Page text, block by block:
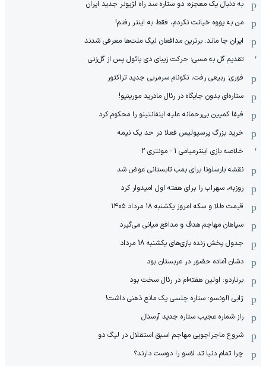
به دنبال یک معجزه: دو ستاره سد راه لژیونر جدید ایران
من به یووه خیانت نکردم، فقط به اینتر رفتم!
ایران جا ماند: برترین مدافعان لیگ ملت‌ها معرفی شدند
تقدیم گل به مسی؛ حرکت زیبای دی پائول پس از گل‌زنی
فوری: ربیعی رفت، نکونام سرمربی جدید تراکتور
ستاره‌ای بدون جایگاه در رئال مادرید مورینیو!
فیفا کمپین بی‌رحمانه علیه اینفانتینو را محکوم کرد
خرید بزرگ پرسپولیس فعلا در حد یک نیمه
خلاصه بازی اینترمیامی 1 - مونتری 2
نقشه بارسلونا برای بمب تابستانی عوض شد
روزبه، سهراب را برای هفته اول امیدوار کرد
قیمت طلا و سکه امروز یکشنبه ۱۸ مرداد ۱۴۰۵
سپاهان مهاجم هدف و مدافع میانی می‌گیرد
جدول پخش زنده بازی‌های یکشنبه 18 مرداد
دشان آماده حضور در عربستان بود
برناردو: اولین هفته‌ام در رئال سخت بود
ژابی آلونسو: ستاره چلسی یک مانع ذهنی داشت!
راز شماره عجیب ستاره جدید آرسنال
شروع ماجراجویی مهاجم اسبق استقلال در لیگ دو
چرا تمام دنیا تد لاسو را دوست دارند؟